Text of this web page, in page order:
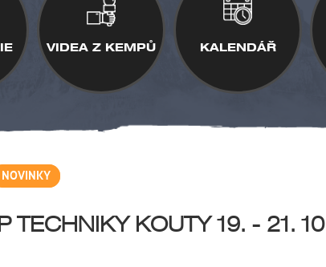
VIDEA Z KEMPŮ KALENDÁŘ
NOVINKY
TECHNIKY KOUTY 19. - 21.